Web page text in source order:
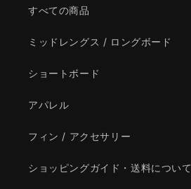
すべての商品
ミッドレングス / ロングボード
ショートボード
アパレル
フィン / アクセサリー
ショッピングガイド・送料について